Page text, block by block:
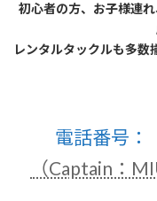
初心者の方、お子様連
レンタルタックルも多数
電話番号：
（Captain：